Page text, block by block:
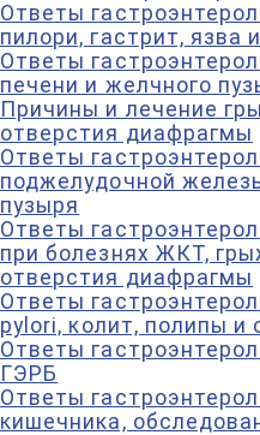
Ответы
пилори, гастрит, язва
Ответы
печени и желчного
Причины и лечение
отверстия диафрагмы
Ответы
поджелудочной
пузыря
Ответы
при болезнях ЖКТ,
отверстия диафрагмы
Ответы
pylori, колит, полипы
Ответы
ГЭРБ
Ответы
кишечника,